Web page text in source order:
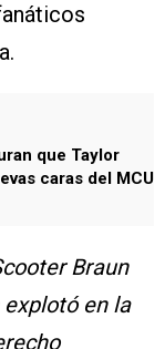
que Taylor
caras del MCU
Braun
en la